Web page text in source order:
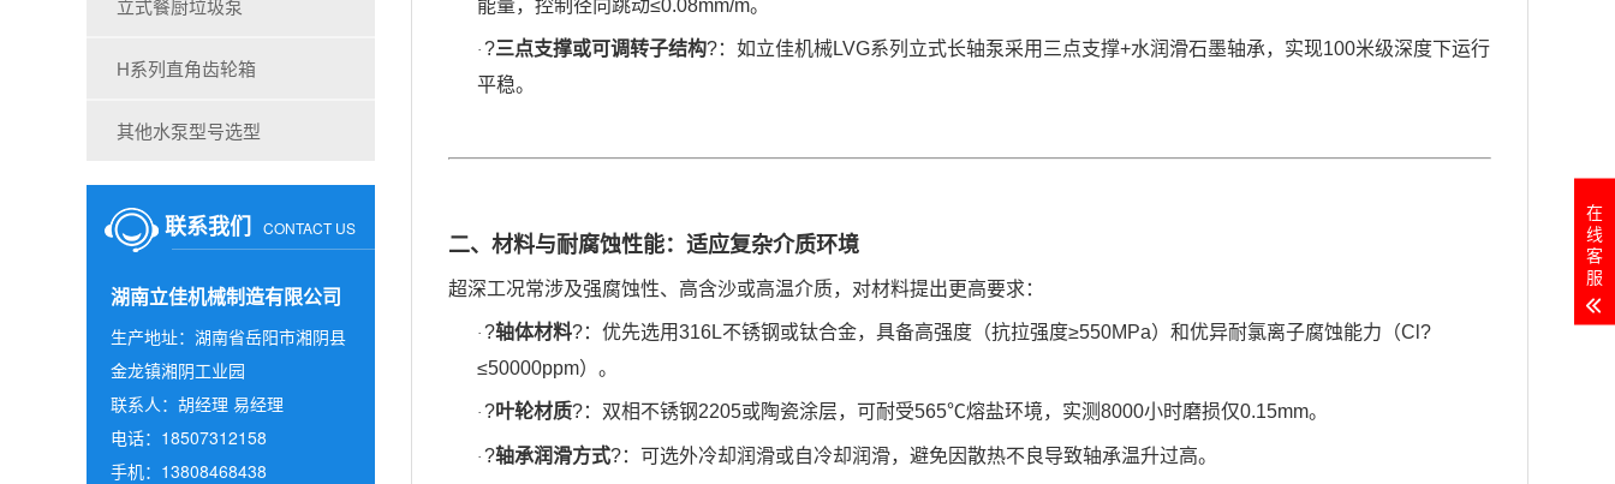
立式餐厨垃圾泵
H系列直角齿轮箱
其他水泵型号选型
联系我们 CONTACT US
湖南立佳机械制造有限公司
生产地址：湖南省岳阳市湘阴县
金龙镇湘阴工业园
联系人：胡经理 易经理
电话：18507312158
手机：13808468438
能量，控制径向跳动≤0.08mm/m。
· ?三点支撑或可调转子结构?：如立佳机械LVG系列立式长轴泵采用三点支撑+水润滑石墨轴承，实现100米级深度下运行
平稳。
二、材料与耐腐蚀性能：适应复杂介质环境
超深工况常涉及强腐蚀性、高含沙或高温介质，对材料提出更高要求：
· ?轴体材料?：优先选用316L不锈钢或钛合金，具备高强度（抗拉强度≥550MPa）和优异耐氯离子腐蚀能力（Cl?
≤50000ppm）。
· ?叶轮材质?：双相不锈钢2205或陶瓷涂层，可耐受565℃熔盐环境，实测8000小时磨损仅0.15mm。
· ?轴承润滑方式?：可选外冷却润滑或自冷却润滑，避免因散热不良导致轴承温升过高。
在
线
客
服